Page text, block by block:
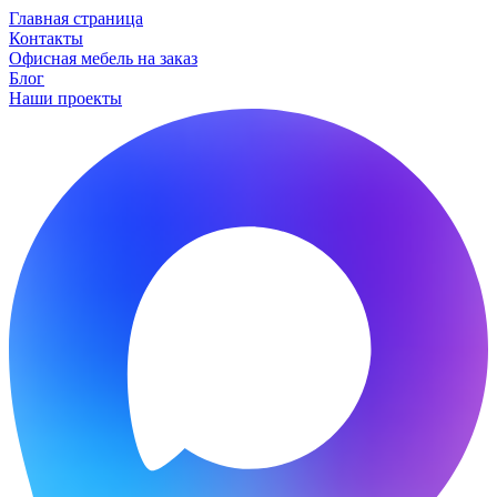
Главная страница
Контакты
Офисная мебель на заказ
Блог
Наши проекты